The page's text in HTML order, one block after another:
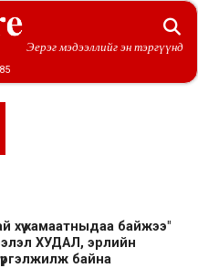
Эерэг мэдээллийг эн тэргүүнд
хүү хамаатныдаа байжээ"
ХУДАЛ, эрлийн
байна